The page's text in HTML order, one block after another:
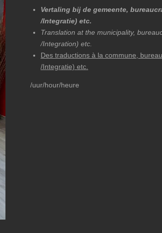
Vertaling bij de gemeente,
/Integratie) etc.
Translation at the municipality,
/Integration) etc.
Des traductions à la commune,
/Integratie) etc.
/uur/hour/heure